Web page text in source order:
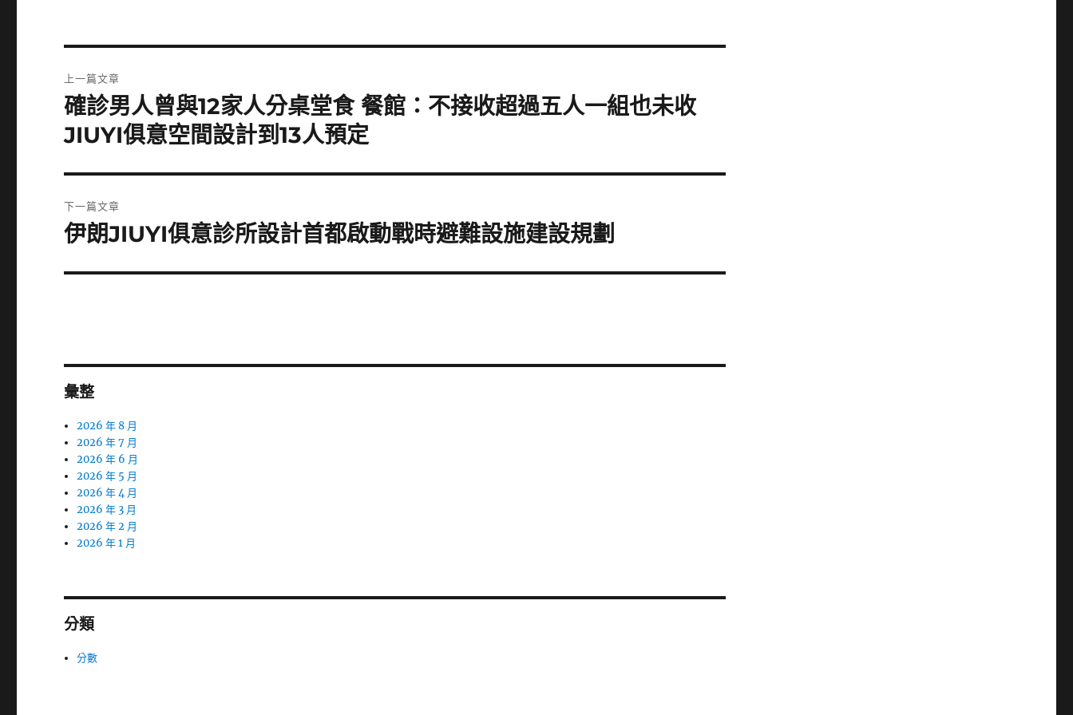
章
導
上一篇文章
上
一
篇
文
確診男人曾與12家人分桌堂食 餐館：不接收超過五人一組也未收
JIUYI俱意空間設計到13人預定
下一篇文章
下
篇
伊朗JIUYI俱意診所設計首都啟動戰時避難設施建設規劃
彙整
2026 年 8 月
2026 年 7 月
2026 年 6 月
2026 年 5 月
2026 年 4 月
2026 年 3 月
2026 年 2 月
2026 年 1 月
分類
分數